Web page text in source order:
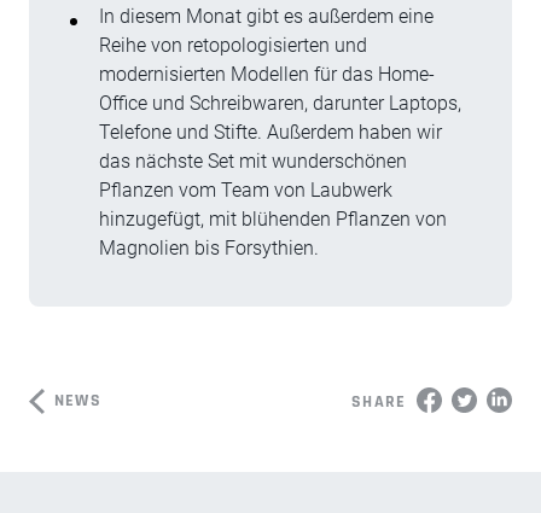
In diesem Monat gibt es außerdem eine
Reihe von retopologisierten und
modernisierten Modellen für das Home-
Office und Schreibwaren, darunter Laptops,
Telefone und Stifte. Außerdem haben wir
das nächste Set mit wunderschönen
Pflanzen vom Team von Laubwerk
hinzugefügt, mit blühenden Pflanzen von
Magnolien bis Forsythien.
NEWS SHARE